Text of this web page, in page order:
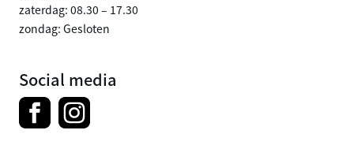
zaterdag: 08.30 – 17.30
zondag: Gesloten
Social media